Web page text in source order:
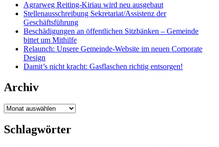
Agrarweg Reiting-Kiriau wird neu ausgebaut
Stellenausschreibung Sekretariat/Assistenz der
Geschäftsführung
Beschädigungen an öffentlichen Sitzbänken – Gemeinde
bittet um Mithilfe
Relaunch: Unsere Gemeinde-Website im neuen Corporate
Design
Damit’s nicht kracht: Gasflaschen richtig entsorgen!
Archiv
Archiv
Schlagwörter